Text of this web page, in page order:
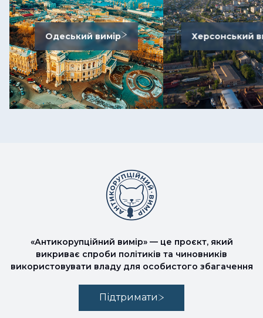
Одеський вимір Херсонський
«Антикорупційний вимір» — це проєкт, який
викриває спроби політиків та чиновників
використовувати владу для особистого збагачення
Підтримати